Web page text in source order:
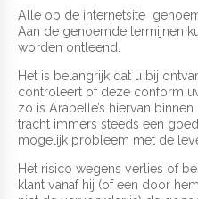
Alle op de internetsite
Aan de genoemde termijnen
worden ontleend.
Het is belangrijk dat u bij
controleert of deze conform
zo is Arabelle’s hiervan
tracht immers steeds een
mogelijk probleem met de
Het risico wegens verlies of
klant vanaf hij (of een door